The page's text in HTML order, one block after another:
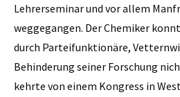
Lehrerseminar und vor allem
weggegangen. Der Chemiker
durch Parteifunktionäre,
Behinderung seiner Forschung
kehrte von einem Kongress in